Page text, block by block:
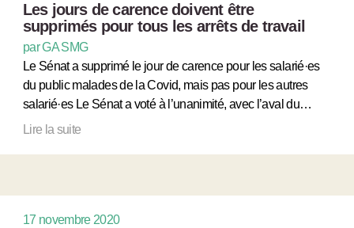
Les jours de carence doivent être
supprimés pour tous les arrêts de travail
par GA SMG
Le Sénat a supprimé le jour de carence pour les salarié·es
du public malades de la Covid, mais pas pour les autres
salarié·es Le Sénat a voté à l’unanimité, avec l’aval du…
Lire la suite
17 novembre 2020